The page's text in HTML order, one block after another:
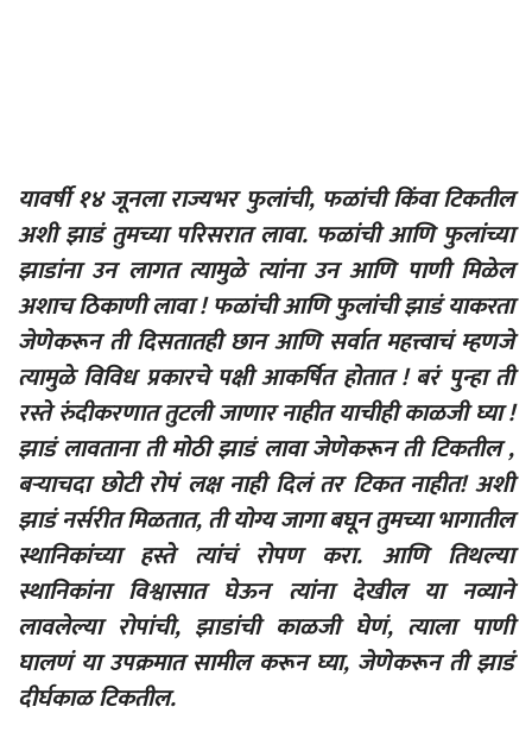
यावर्षी १४ जूनला राज्यभर फुलांची, फळांची किंवा टिकतील
अशी झाडं तुमच्या परिसरात लावा. फळांची आणि फुलांच्या
झाडांना उन लागत त्यामुळे त्यांना उन आणि पाणी मिळेल
अशाच ठिकाणी लावा ! फळांची आणि फुलांची झाडं याकरता
जेणेकरून ती दिसतातही छान आणि सर्वात महत्त्वाचं म्हणजे
त्यामुळे विविध प्रकारचे पक्षी आकर्षित होतात ! बरं पुन्हा ती
रस्ते रुंदीकरणात तुटली जाणार नाहीत याचीही काळजी घ्या !
झाडं लावताना ती मोठी झाडं लावा जेणेकरून ती टिकतील ,
बऱ्याचदा छोटी रोपं लक्ष नाही दिलं तर टिकत नाहीत! अशी
झाडं नर्सरीत मिळतात, ती योग्य जागा बघून तुमच्या भागातील
स्थानिकांच्या हस्ते त्यांचं रोपण करा. आणि तिथल्या
स्थानिकांना विश्वासात घेऊन त्यांना देखील या नव्याने
लावलेल्या रोपांची, झाडांची काळजी घेणं, त्याला पाणी
घालणं या उपक्रमात सामील करून घ्या, जेणेकरून ती झाडं
दीर्घकाळ टिकतील.